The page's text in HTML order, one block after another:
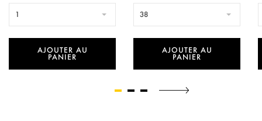
1
AJOUTER AU
PANIER
38
AJOUTER AU
PANIER